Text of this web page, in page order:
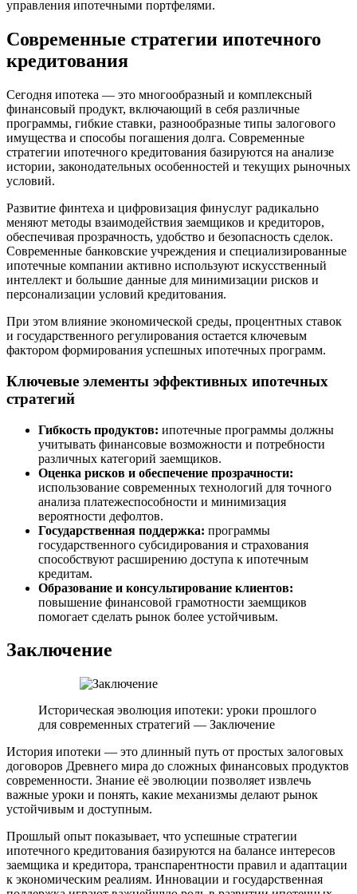
управления ипотечными портфелями.
Современные стратегии ипотечного
кредитования
Сегодня ипотека — это многообразный и комплексный
финансовый продукт, включающий в себя различные
программы, гибкие ставки, разнообразные типы залогового
имущества и способы погашения долга. Современные
стратегии ипотечного кредитования базируются на анализе
истории, законодательных особенностей и текущих рыночных
условий.
Развитие финтеха и цифровизация финуслуг радикально
меняют методы взаимодействия заемщиков и кредиторов,
обеспечивая прозрачность, удобство и безопасность сделок.
Современные банковские учреждения и специализированные
ипотечные компании активно используют искусственный
интеллект и большие данные для минимизации рисков и
персонализации условий кредитования.
При этом влияние экономической среды, процентных ставок
и государственного регулирования остается ключевым
фактором формирования успешных ипотечных программ.
Ключевые элементы эффективных ипотечных
стратегий
Гибкость продуктов: ипотечные программы должны
учитывать финансовые возможности и потребности
различных категорий заемщиков.
Оценка рисков и обеспечение прозрачности:
использование современных технологий для точного
анализа платежеспособности и минимизация
вероятности дефолтов.
Государственная поддержка: программы
государственного субсидирования и страхования
способствуют расширению доступа к ипотечным
кредитам.
Образование и консультирование клиентов:
повышение финансовой грамотности заемщиков
помогает сделать рынок более устойчивым.
Заключение
Историческая эволюция ипотеки: уроки прошлого
для современных стратегий — Заключение
История ипотеки — это длинный путь от простых залоговых
договоров Древнего мира до сложных финансовых продуктов
современности. Знание её эволюции позволяет извлечь
важные уроки и понять, какие механизмы делают рынок
устойчивым и доступным.
Прошлый опыт показывает, что успешные стратегии
ипотечного кредитования базируются на балансе интересов
заемщика и кредитора, транспарентности правил и адаптации
к экономическим реалиям. Инновации и государственная